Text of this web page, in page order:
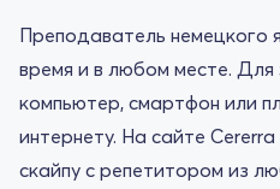
Преподаватель немецкого
время и в любом месте.
компьютер, смартфон или
интернету. На сайте
скайпу с репетитором из